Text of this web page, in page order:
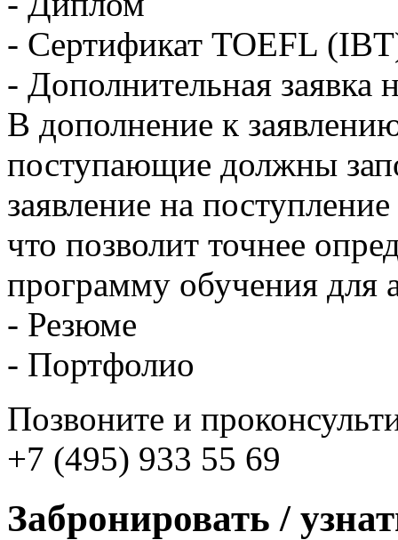
- Сертификат TOEFL
- Дополнительная заявка
В дополнение к
поступающие должны
заявление на
что позволит точнее
программу обучения для
- Резюме
- Портфолио
Позвоните и
+7 (495) 933 55 69
Забронировать /